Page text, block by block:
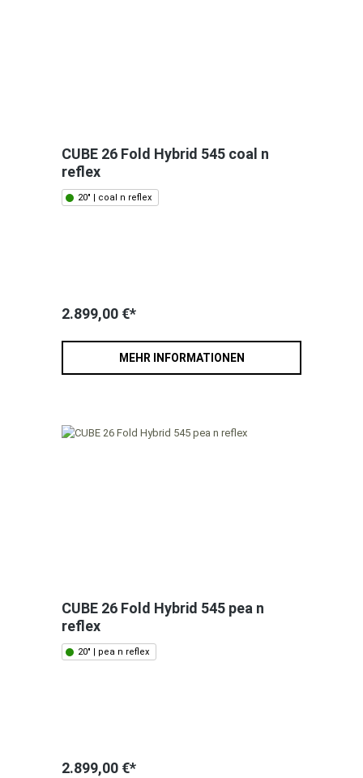
CUBE 26 Fold Hybrid 545 coal n
reflex
20" | coal n reflex
2.899,00 €*
MEHR INFORMATIONEN
CUBE 26 Fold Hybrid 545 pea n
reflex
20" | pea n reflex
2.899,00 €*